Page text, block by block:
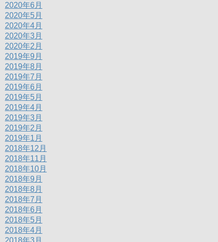
2020年6月
2020年5月
2020年4月
2020年3月
2020年2月
2019年9月
2019年8月
2019年7月
2019年6月
2019年5月
2019年4月
2019年3月
2019年2月
2019年1月
2018年12月
2018年11月
2018年10月
2018年9月
2018年8月
2018年7月
2018年6月
2018年5月
2018年4月